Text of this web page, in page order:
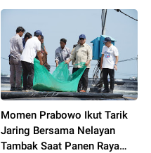
Momen Prabowo Ikut Tarik
Jaring Bersama Nelayan
Tambak Saat Panen Raya